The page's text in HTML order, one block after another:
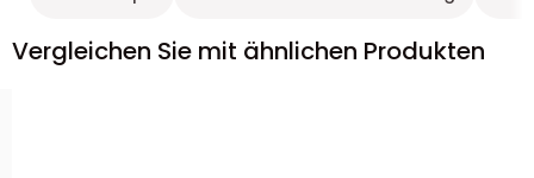
Vergleichen Sie mit ähnlichen Produkten